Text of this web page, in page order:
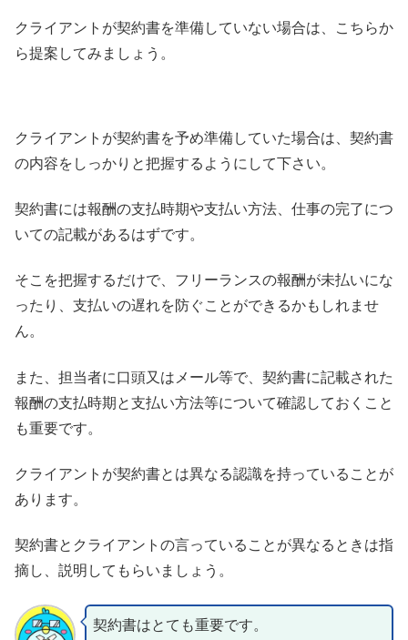
クライアントが契約書を準備していない場合は、こちらか
ら提案してみましょう。
クライアントが契約書を予め準備していた場合は、契約書
の内容をしっかりと把握するようにして下さい。
契約書には報酬の支払時期や支払い方法、仕事の完了につ
いての記載があるはずです。
そこを把握するだけで、フリーランスの報酬が未払いにな
ったり、支払いの遅れを防ぐことができるかもしれませ
ん。
また、担当者に口頭又はメール等で、契約書に記載された
報酬の支払時期と支払い方法等について確認しておくこと
も重要です。
クライアントが契約書とは異なる認識を持っていることが
あります。
契約書とクライアントの言っていることが異なるときは指
摘し、説明してもらいましょう。
契約書はとても重要です。